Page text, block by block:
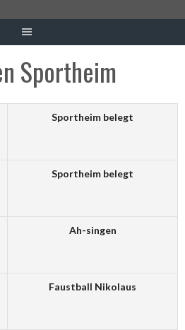
Sportheim
Sportheim belegt
Sportheim belegt
Ah-singen
Faustball Nikolaus